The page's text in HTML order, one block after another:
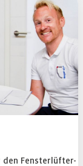
den Fensterlüfter-